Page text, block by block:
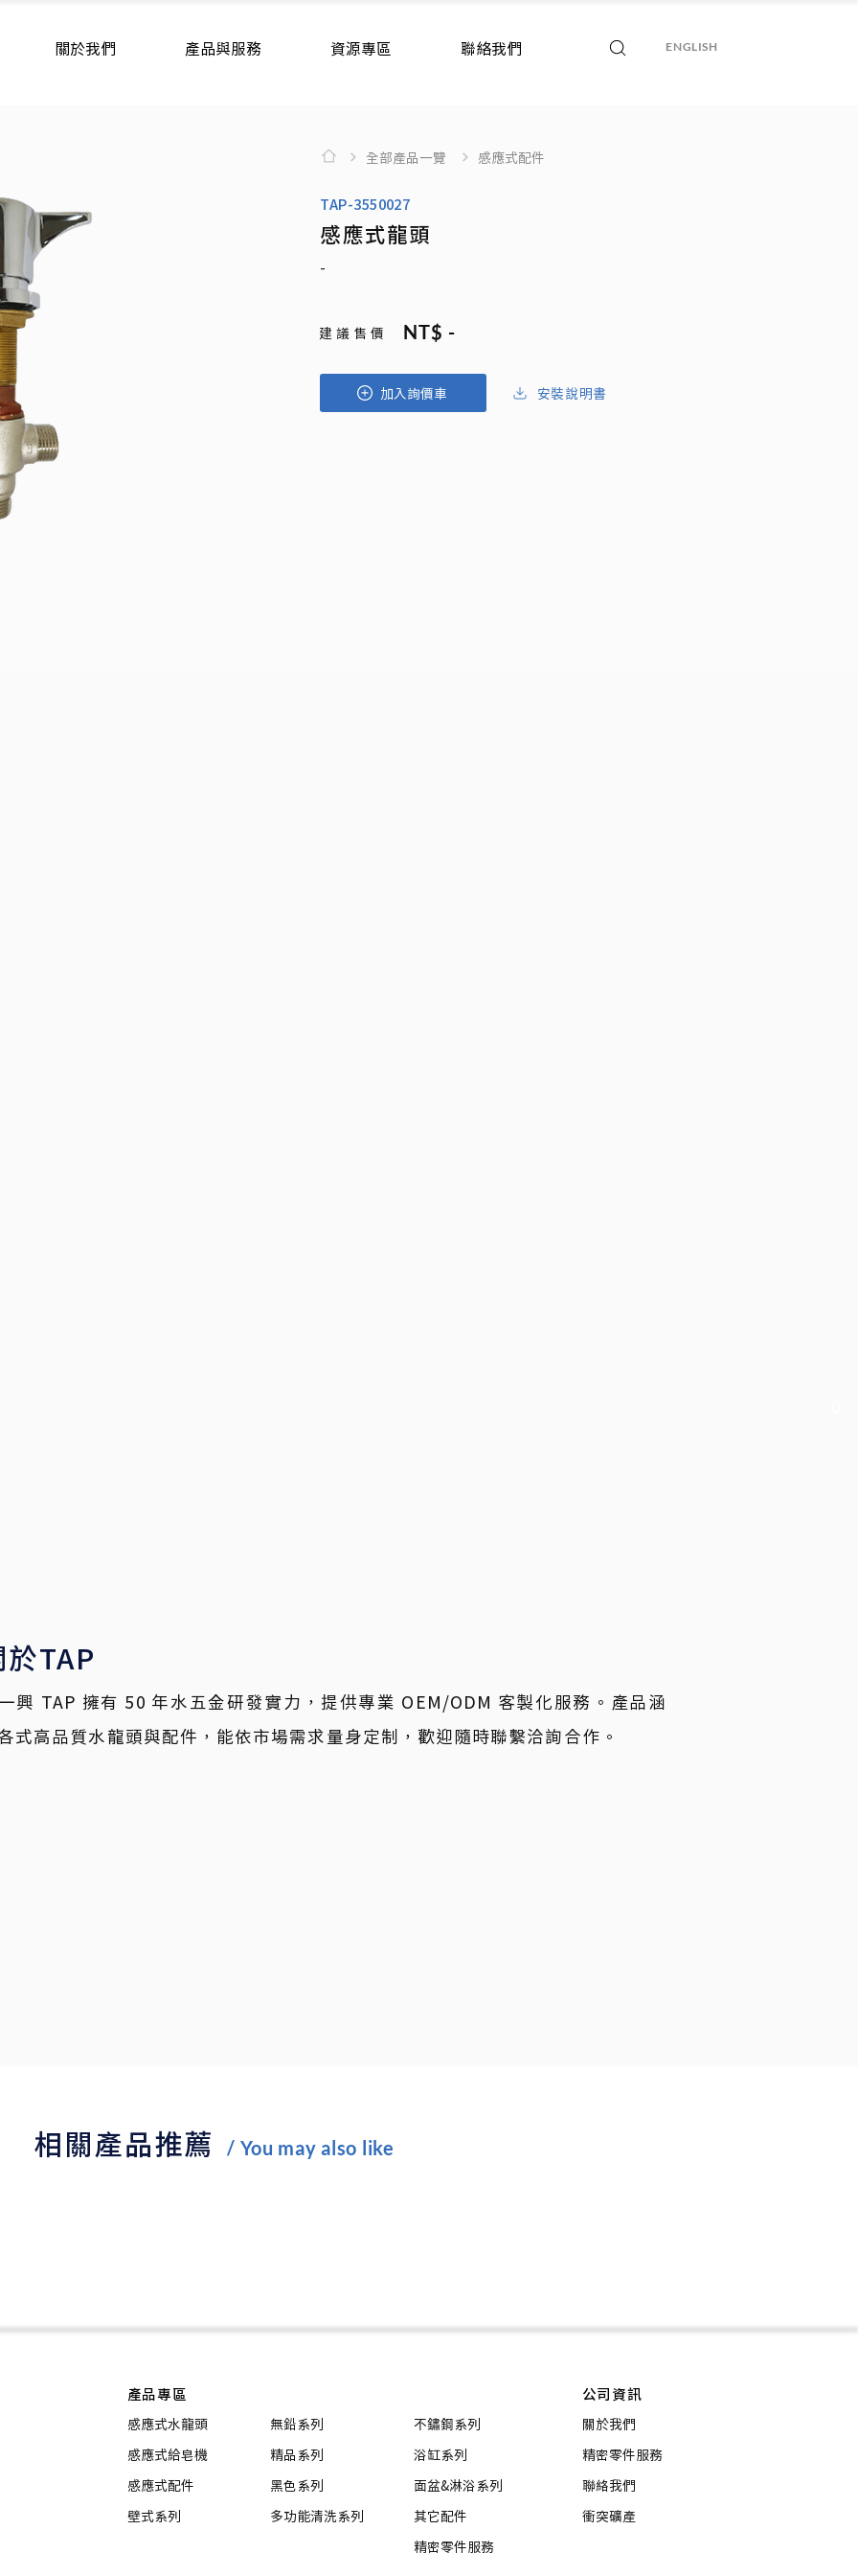
關於我們 產品與服務 資源專區 聯絡我們 ENGLISH
全部產品一覽 感應式配件
TAP-3550027
感應式龍頭
-
建 議 售 價 NT$ -
加入詢價車 安裝說明書
TAP
興 TAP 擁有 50 年水五金研發實力，提供專業 OEM/ODM 客製化服務。產品涵
式高品質水龍頭與配件，能依市場需求量身定制，歡迎隨時聯繫洽詢合作。
相關產品推薦 / You may also like
產品專區
感應式水龍頭
感應式給皂機
感應式配件
壁式系列
無鉛系列
精品系列
黑色系列
多功能清洗系列
不鏽鋼系列
浴缸系列
面盆&淋浴系列
其它配件
精密零件服務
公司資訊
關於我們
精密零件服務
聯絡我們
衝突礦產